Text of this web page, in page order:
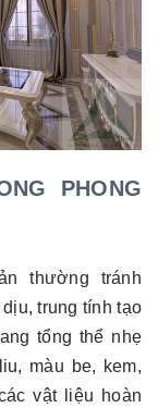
PHONG
thường tránh
trung tính tạo
tổng thể nhẹ
màu be, kem,
vật liệu hoàn